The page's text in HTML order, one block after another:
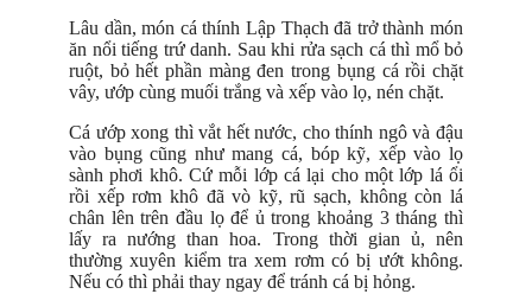
Lâu dần, món cá thính Lập Thạch đã trở thành món
ăn nổi tiếng trứ danh. Sau khi rửa sạch cá thì mổ bỏ
ruột, bỏ hết phần màng đen trong bụng cá rồi chặt
vây, ướp cùng muối trắng và xếp vào lọ, nén chặt.
Cá ướp xong thì vắt hết nước, cho thính ngô và đậu
vào bụng cũng như mang cá, bóp kỹ, xếp vào lọ
sành phơi khô. Cứ mỗi lớp cá lại cho một lớp lá ổi
rồi xếp rơm khô đã vò kỹ, rũ sạch, không còn lá
chân lên trên đầu lọ để ủ trong khoảng 3 tháng thì
lấy ra nướng than hoa. Trong thời gian ủ, nên
thường xuyên kiểm tra xem rơm có bị ướt không.
Nếu có thì phải thay ngay để tránh cá bị hỏng.